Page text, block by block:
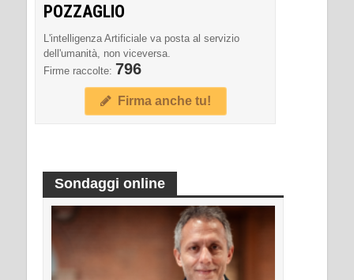
POZZAGLIO
L'intelligenza Artificiale va posta al servizio
dell'umanità, non viceversa.
Firme raccolte: 796
Firma anche tu!
Sondaggi online